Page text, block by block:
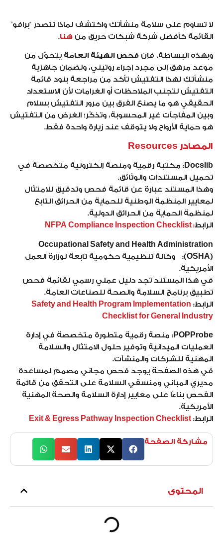
لا تساوم على سلامة منشأتك واكتشف لماذا تتصدر “برافو”
القائمة كأفضل شركة شبكات حريق من هنا.
وبهذه البساطة، فإن فحص الهيئة العامة يتحوّل من
موعد مرهق إلى مجرد إجراء روتيني، ولضمان جاهزية
منشأتك لهذا التفتيش تأكد من مراجعة بنود قائمة
التفتيش لتجنب الملاحظات أو الغرامات لأن الاستعداد
الحقيقي هو ما يصنع الفرق بين مرور التفتيش بسلام
وبين المفاجآت غير المحسوبة، وتذكّر؛ الغرض من التفتيش
هو حماية الأرواح ولا يتوقف عند زيارة واحدة فقط.
المصادر Resources
Docslib:
مكتبة رقمية ومنصة إلكترونية متخصصة في
تحميل المستندات والوثائق.
وهذا المستند عبارة عن قائمة فحص وتدقيق للامتثال
لمعايير المنظمة الوطنية للحماية من الحرائق التابع
لمنظمة الحماية من الحرائق الدولية.
الرابط: NFPA Compliance Inspection Checklist
Occupational Safety and Health Administration
(OSHA):
وكالة تنظيمية حكومية تابعة لوزارة العمل
الأمريكية.
في هذا المستند تجد دليل عملي رسمي لقائمة فحص
تطبيق برنامج السلامة والصحة للصناعات العامة.
الرابط: Safety and Health Program Implementation
Checklist for General Industry
POPProbe:
منصة رقمية متطورة متخصصة في إدارة
العمليات الميدانية وتوفير حلول الامتثال والسلامة
المهنية للشركات والمنشآت.
في هذه الصفحة يوجد فحص مجاني مصمم لمساعدة
مديري المباني ومنسقي السلامة على التحقق من قائمة
الفحص بناءًا على معايير إدارة السلامة والصحة المهنية
الأمريكية.
الرابط:Exit & Egress Pathway Inspection Checklist
مشاركة الصفحة
المحتوى